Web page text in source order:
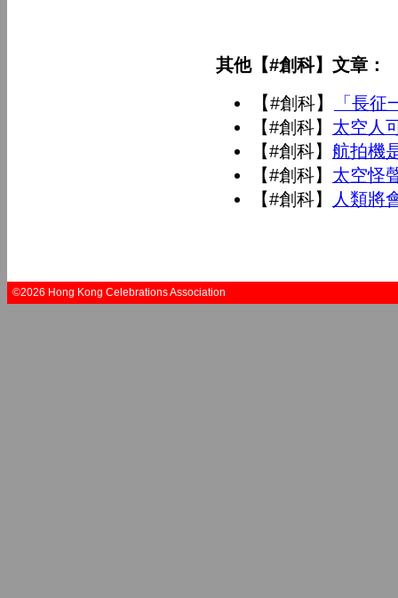
其他【#創科】文章：
【#創科】
「長
【#創科】 太空人
【#創科】 航拍機
【#創科】 太空怪
【#創科】
人類將
©2026 Hong Kong Celebrations Association